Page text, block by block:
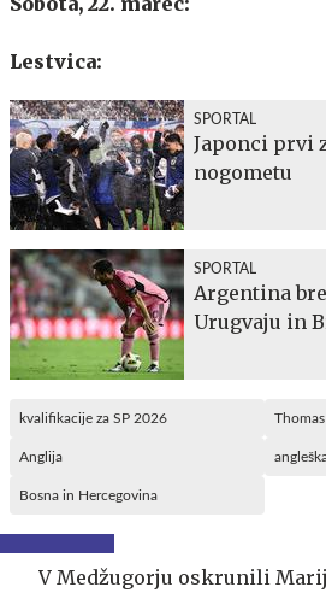
Lestvica:
SPORTAL
Japonci prvi
nogometu
SPORTAL
Argentina
Urugvaju in
kvalifikacije za SP 2026 Thomas
Anglija
Bosna in Hercegovina
V Medžugorju oskrunili